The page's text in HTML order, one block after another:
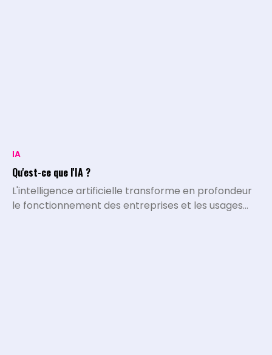
IA
Qu'est-ce que l'IA ?
L'intelligence artificielle transforme en profondeur
le fonctionnement des entreprises et les usages